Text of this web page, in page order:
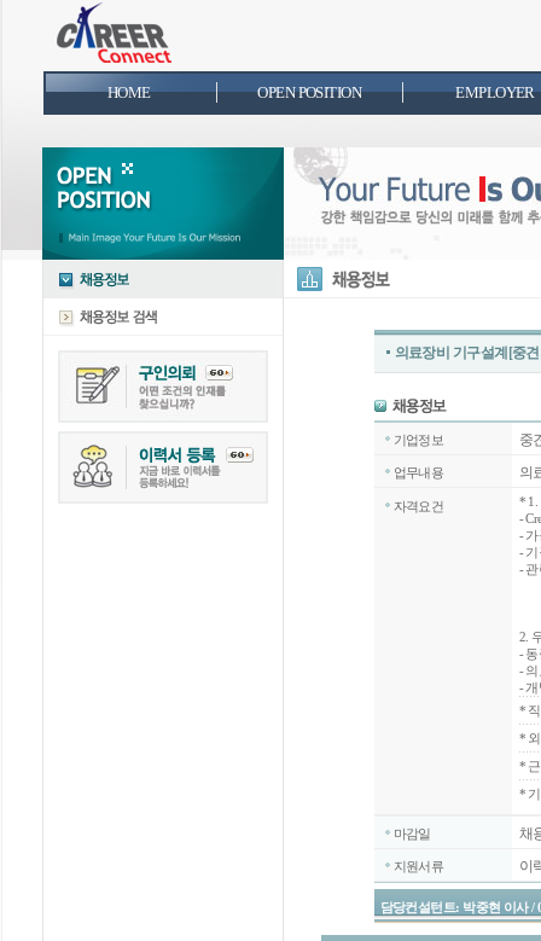
HOME OPEN POSITION EMPLOYER
의료장비 기구설계[중
기업정보 중
업무내용 의
자격요건 *
-
-
- 기
-
2.
-
-
-
*
*
*
*
마감일 채
지원서류 이
담당컨설턴트: 박중현 이사 /